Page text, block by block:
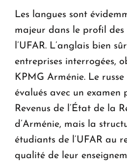
Les langues sont
majeur dans le profil
l’UFAR. L’anglais bien
entreprises interrogées,
KPMG Arménie. Le
évalués avec un examen
Revenus de l’État de la
d’Arménie, mais la
étudiants de l’UFAR au
qualité de leur